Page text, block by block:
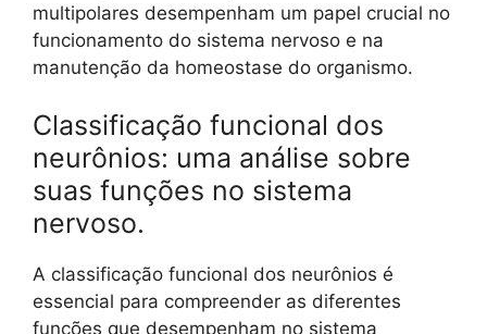
multipolares desempenham um papel crucial no
funcionamento do sistema nervoso e na
manutenção da homeostase do organismo.
Classificação funcional dos
neurônios: uma análise sobre
suas funções no sistema
nervoso.
A classificação funcional dos neurônios é
essencial para compreender as diferentes
funções que desempenham no sistema